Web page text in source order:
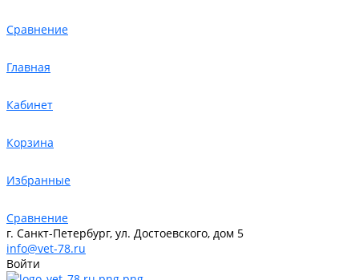
Сравнение
Главная
Кабинет
Корзина
Избранные
Сравнение
г. Санкт-Петербург, ул. Достоевского, дом 5
info@vet-78.ru
Войти